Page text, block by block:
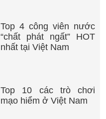
Top 4 công viên nước
“chất phát ngất” HOT
nhất tại Việt Nam
Top 10 các trò chơi
mạo hiểm ở Việt Nam